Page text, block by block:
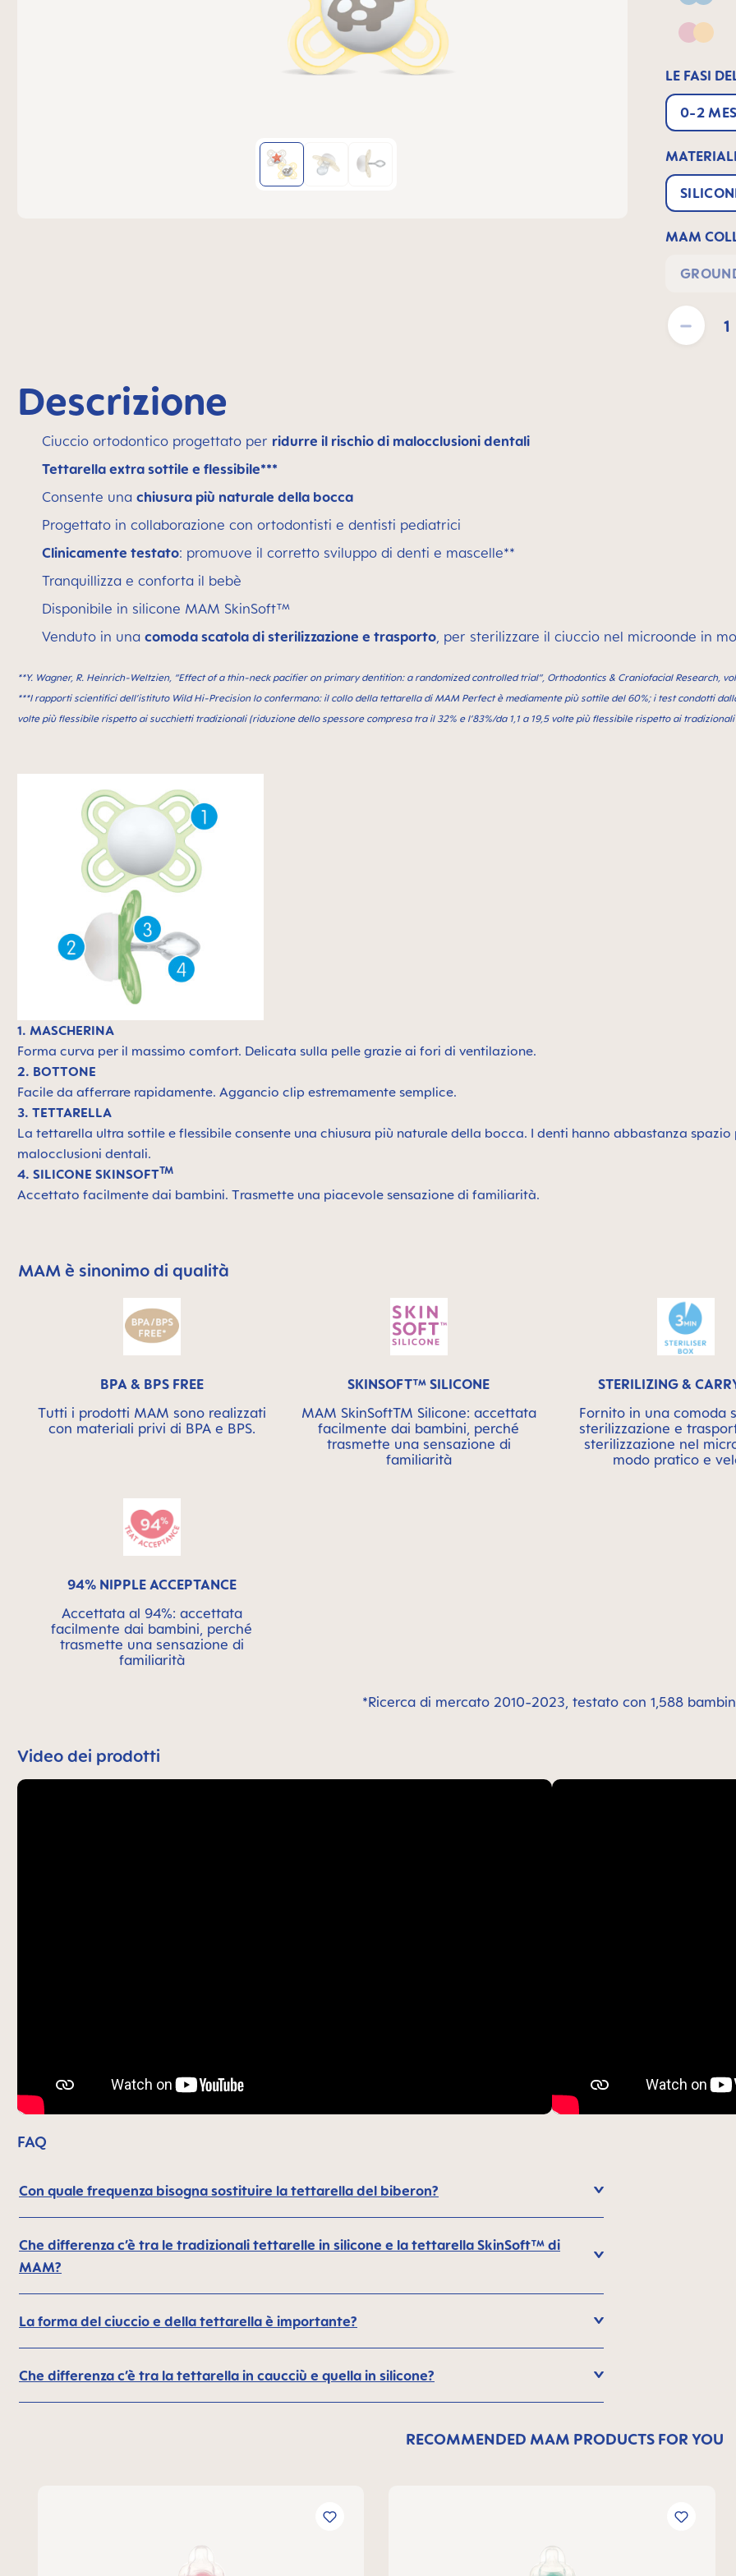
Blue
Pink
LE FASI
0-2
MAM
Quantità del
Descrizione
Ciuccio ortodontico progettato per ridurre il rischio di malocclusioni dentali
Tettarella extra sottile e flessibile***
Consente una chiusura più naturale della bocca
Progettato in collaborazione con ortodontisti e dentisti pediatrici
Clinicamente testato: promuove il corretto sviluppo di denti e mascelle**
Tranquillizza e conforta il bebè
Disponibile in silicone MAM SkinSoft™
Venduto in una comoda scatola di sterilizzazione e trasporto, per sterilizzare il ciuccio nel microonde in
**Y. Wagner, R. Heinrich-Weltzien, “Effect of a thin-neck paciﬁer on primary dentition: a randomized controlled trial”, Orthodontics & Craniofacial Research,
***I rapporti scientifici dell’istituto Wild Hi-Precision lo confermano: il collo della tettarella di MAM Perfect è mediamente più sottile del 60%; i test condotti
volte più flessibile rispetto ai succhietti tradizionali (riduzione dello spessore compresa tra il 32% e l’83%/da 1,1 a 19,5 volte più flessibile rispetto ai
1. MASCHERINA
Forma curva per il massimo comfort. Delicata sulla pelle grazie ai fori di ventilazione.
2. BOTTONE
Facile da afferrare rapidamente. Aggancio clip estremamente semplice.
3. TETTARELLA
La tettarella ultra sottile e flessibile consente una chiusura più naturale della bocca. I denti hanno abbastanza
malocclusioni dentali.
4. SILICONE SKINSOFTTM
Accettato facilmente dai bambini. Trasmette una piacevole sensazione di familiarità.
Skip MAM Means Quality Icon Bar
MAM è sinonimo di qualità
BPA & BPS FREE
Tutti i prodotti MAM sono realizzati
con materiali privi di BPA e BPS.
SKINSOFT™ SILICONE
MAM SkinSoftTM Silicone: accettata
facilmente dai bambini, perché
trasmette una sensazione di
familiarità
STERILIZING &
Fornito in una comoda
sterilizzazione e
sterilizzazione nel
modo pratico e
94% NIPPLE ACCEPTANCE
Accettata al 94%: accettata
facilmente dai bambini, perché
trasmette una sensazione di
familiarità
*Ricerca di mercato 2010-2023, testato con 1,588
Video dei prodotti
FAQ
Con quale frequenza bisogna sostituire la tettarella del biberon?
Che differenza c’è tra le tradizionali tettarelle in silicone e la tettarella SkinSoft™ di
MAM?
La forma del ciuccio e della tettarella è importante?
Che differenza c’è tra la tettarella in caucciù e quella in silicone?
RECOMMENDED MAM PRODUCTS FOR YOU